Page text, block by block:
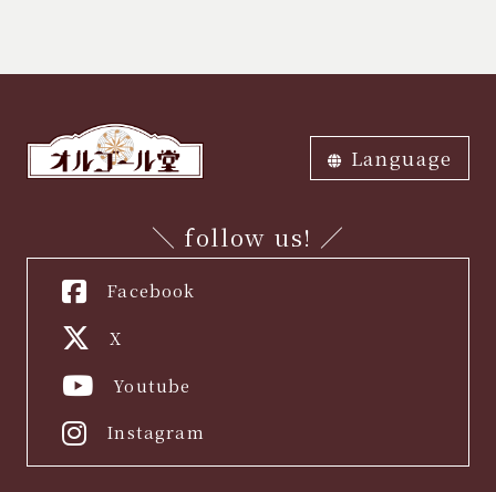
Language
＼ follow us! ／
Facebook
X
Youtube
Instagram